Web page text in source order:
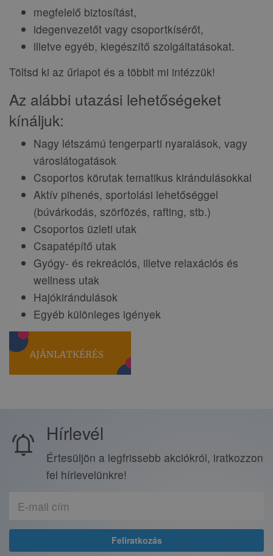
megfelelő biztosítást,
idegenvezetőt vagy csoportkísérőt,
illetve egyéb, kiegészítő szolgáltatásokat.
Töltsd ki az űrlapot és a többit mi intézzük!
Az alábbi utazási lehetőségeket
kínáljuk:
Nagy létszámú tengerparti nyaralások, vagy
városlátogatások
Csoportos körutak tematikus kirándulásokkal
Aktív pihenés, sportolási lehetőséggel
(búvárkodás, szörfözés, rafting, stb.)
Csoportos üzleti utak
Csapatépítő utak
Gyógy- és rekreációs, illetve relaxációs és
wellness utak
Hajókirándulások
Egyéb különleges igények
notifications_active Hírlevél
Értesüljön a legfrissebb akciókról, iratkozzon
fel hírlevelünkre!